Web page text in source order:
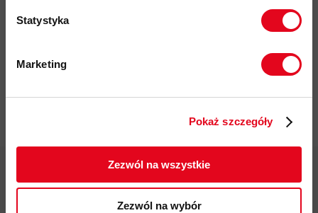
Statystyka
Marketing
Pokaż szczegóły
Zezwól na wszystkie
Zezwól na wybór
Więcej o produkcie
zgodnie z Polityką prywatności.